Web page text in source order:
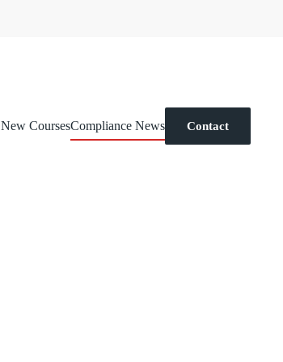
New CoursesCompliance News Contact